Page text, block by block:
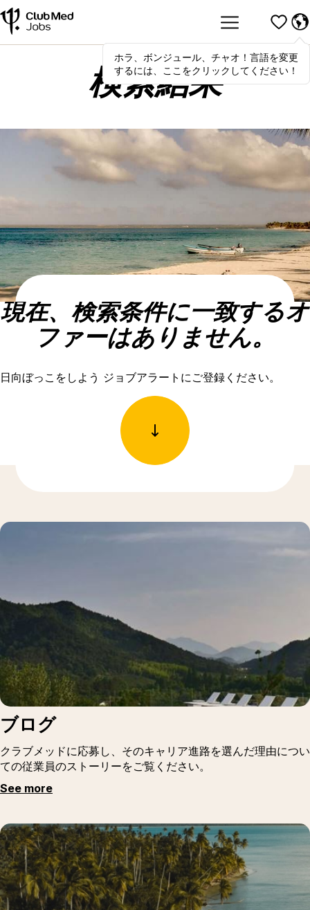
Hola,bonjour, ciao! To switch
languages, click here!
ホラ、ボンジュール、チャオ！言語を変更
するには、ここをクリックしてください！
検索結果
現在、検索条件に一致するオ
ファーはありません。
日向ぼっこをしよう ジョブアラートにご登録ください。
ブログ
クラブメッドに応募し、そのキャリア進路を選んだ理由につい
ての従業員のストーリーをご覧ください。
See more